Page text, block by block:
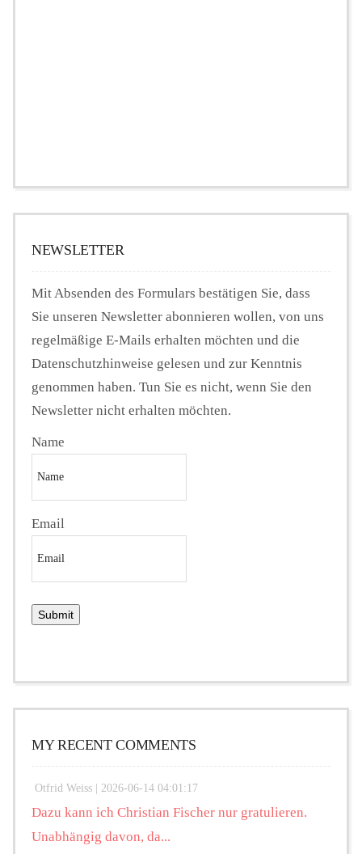
NEWSLETTER
Mit Absenden des Formulars bestätigen Sie, dass
Sie unseren Newsletter abonnieren wollen, von uns
regelmäßige E-Mails erhalten möchten und die
Datenschutzhinweise gelesen und zur Kenntnis
genommen haben. Tun Sie es nicht, wenn Sie den
Newsletter nicht erhalten möchten.
Name
Email
MY RECENT COMMENTS
Otfrid Weiss | 2026-06-14 04:01:17
Dazu kann ich Christian Fischer nur gratulieren.
Unabhängig davon, da...